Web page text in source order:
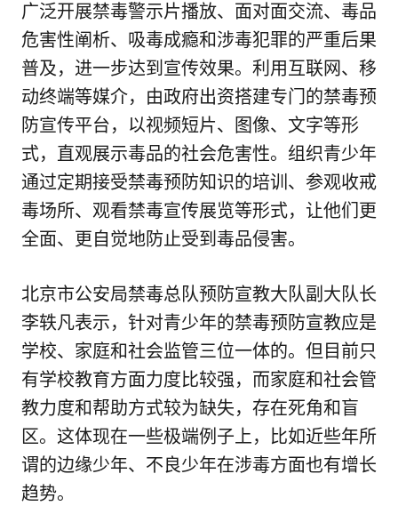
广泛开展禁毒警示片播放、面对面交流、毒品
危害性阐析、吸毒成瘾和涉毒犯罪的严重后果
普及，进一步达到宣传效果。利用互联网、移
动终端等媒介，由政府出资搭建专门的禁毒预
防宣传平台，以视频短片、图像、文字等形
式，直观展示毒品的社会危害性。组织青少年
通过定期接受禁毒预防知识的培训、参观收戒
毒场所、观看禁毒宣传展览等形式，让他们更
全面、更自觉地防止受到毒品侵害。
北京市公安局禁毒总队预防宣教大队副大队长
李轶凡表示，针对青少年的禁毒预防宣教应是
学校、家庭和社会监管三位一体的。但目前只
有学校教育方面力度比较强，而家庭和社会管
教力度和帮助方式较为缺失，存在死角和盲
区。这体现在一些极端例子上，比如近些年所
谓的边缘少年、不良少年在涉毒方面也有增长
趋势。